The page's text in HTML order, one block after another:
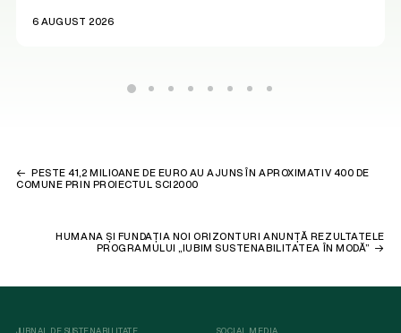
6 AUGUST 2026
PESTE 41,2 MILIOANE DE EURO AU AJUNS ÎN APROXIMATIV 400 DE
COMUNE PRIN PROIECTUL SCI2000
HUMANA ȘI FUNDAȚIA NOI ORIZONTURI ANUNȚĂ REZULTATELE
PROGRAMULUI „IUBIM SUSTENABILITATEA ÎN MODĂ”